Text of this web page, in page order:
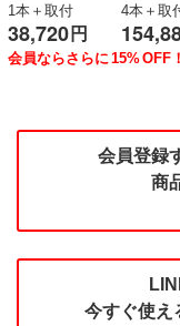
1本＋取付
38,720 円
4本＋取
会員ならさらに 15%OFF！
会員登録
商
今すぐ使え